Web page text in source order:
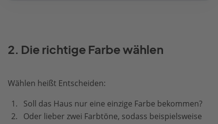
2. Die richtige Farbe wählen
Wählen heißt Entscheiden:
Soll das Haus nur eine einzige Farbe bekommen?
Oder lieber zwei Farbtöne, sodass beispielsweise